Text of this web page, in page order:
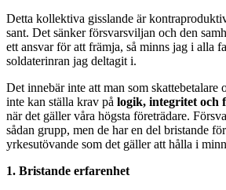
Detta kollektiva gisslande är
sant. Det sänker försvarsviljan och den
ett ansvar för att främja, så minns jag i alla
soldaterinran jag deltagit i.
Det innebär inte att man som skattebetalare
inte kan ställa krav på logik, integritet och
när det gäller våra högsta företrädare.
sådan grupp, men de har en del bristande
yrkesutövande som det gäller att hålla i
1. Bristande erfarenhet